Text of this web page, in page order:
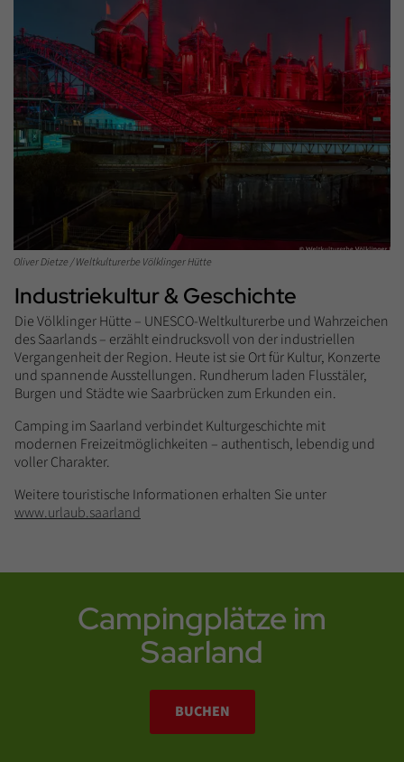
Oliver Dietze / Weltkulturerbe Völklinger Hütte
Industriekultur & Geschichte
Die Völklinger Hütte – UNESCO-Weltkulturerbe und Wahrzeichen
des Saarlands – erzählt eindrucksvoll von der industriellen
Vergangenheit der Region. Heute ist sie Ort für Kultur, Konzerte
und spannende Ausstellungen. Rundherum laden Flusstäler,
Burgen und Städte wie Saarbrücken zum Erkunden ein.
Camping im Saarland verbindet Kulturgeschichte mit
modernen Freizeitmöglichkeiten – authentisch, lebendig und
voller Charakter.
Weitere touristische Informationen erhalten Sie unter
www.urlaub.saarland
Campingplätze im
Saarland
BUCHEN